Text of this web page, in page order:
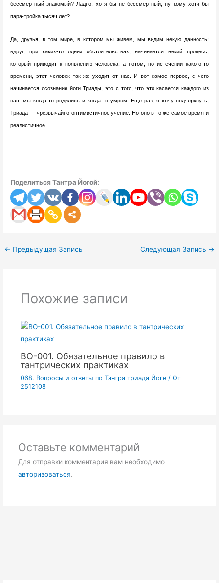
бессмертный знакомый? Ладно, хотя бы не бессмертный, ну кому хотя бы
пара-тройка тысяч лет?
Да, друзья, в том мире, в котором мы живем, мы видим некую данность:
вдруг, при каких-то одних обстоятельствах, начинается некий процесс,
который приводит к появлению человека, а потом, по истечении какого-то
времени, этот человек так же уходит от нас. И вот самое первое, с чего
начинается осознание йоги Триады, это с того, что это касается каждого из
нас: мы когда-то родились и когда-то умрем. Еще раз, я хочу подчеркнуть,
Триада — чрезвычайно оптимистичное учение. Но оно в то же самое время и
реалистичное.
Поделиться Тантра Йогой:
← Предыдущая Запись Следующая Запись →
Похожие записи
ВО-001. Обязательное правило в
тантрических практиках
068. Вопросы и ответы по Тантра триада Йоге/ От
2512108
Оставьте комментарий
Для отправки комментария вам необходимо
авторизоваться.